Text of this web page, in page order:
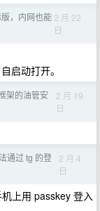
，内网也能 2 月 22
日
启动打开。
架的油管安
2 月 19
日
通过 tg 的登
2 月 4
日
上用 passkey 登入